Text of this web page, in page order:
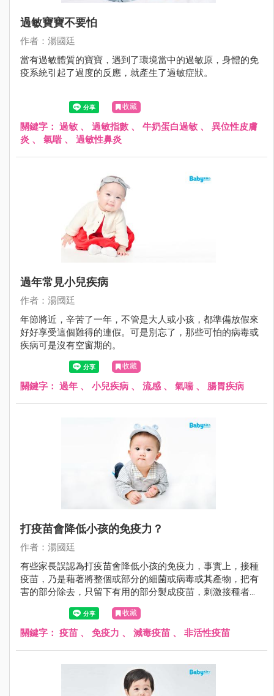
過敏寶寶不要怕
作者：湯國廷
當有過敏體質的寶寶，遇到了環境當中的過敏原，身體的免
疫系統引起了過度的反應，就產生了過敏症狀。
收藏
關鍵字： 過敏 、 過敏指數 、 牛奶蛋白過敏 、 異位性皮膚
炎 、 氣喘、 過敏性鼻炎
過年常見小兒疾病
作者：湯國廷
年節將近，辛苦了一年，不管是大人或小孩，都準備放假來
好好享受這個難得的連假。可是別忘了，那些可怕的病毒或
疾病可是沒有空窗期的。
收藏
關鍵字： 過年 、 小兒疾病 、 流感 、 氣喘、 腸胃疾病
打疫苗會降低小孩的免疫力？
作者：湯國廷
有些家長誤認為打疫苗會降低小孩的免疫力，事實上，接種
疫苗，乃是藉著將整個或部分的細菌或病毒或其產物，把有
害的部分除去，只留下有用的部分製成疫苗，刺激接種者的
免疫系統，使接種者自己能產生危險性低卻類似自染感染的
免疫反應，也就是產生保護力（主動免疫）。 不可否認的，
預防重於治療。尤其對於傳染病，注射疫苗是抵抗傳染病最
收藏
關鍵字： 疫苗 、 免疫力 、 減毒疫苗 、 非活性疫苗